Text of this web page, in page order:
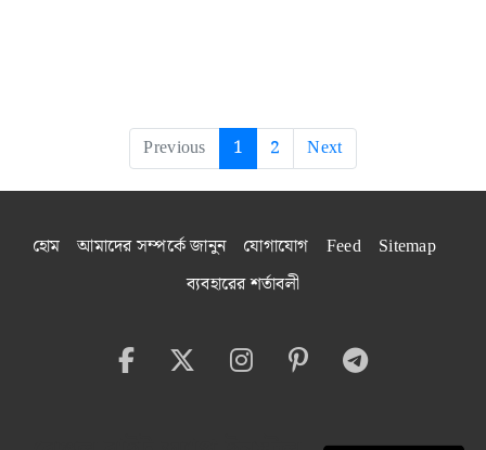
Previous 1 2 Next
হোম আমাদের সম্পর্কে জানুন যোগাযোগ Feed
Sitemap
ব্যবহারের শর্তাবলী